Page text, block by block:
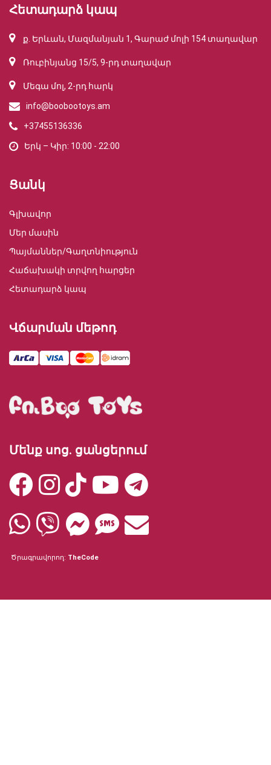
Հետադարձ կապ
ք. Երևան, Մազմանյան 1, Գարաժ մոլի 154 տաղավար
Ռուբինյանց 15/5, 9-րդ տաղավար
Մեգա մոլ, 2-րդ հարկ
info@boobootoys.am
+37455136336
Երկ – Կիր: 10:00 - 22:00
Ցանկ
Գլխավոր
Մեր մասին
Պայմաններ/Գաղտնիություն
Հաճախակի տրվող հարցեր
Հետադարձ կապ
Վճարման մեթոդ
Մենք սոց. ցանցերում
Ծրագրավորող: TheCode